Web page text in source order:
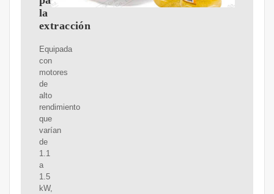
la
extracción
Equipada
con
motores
de
alto
rendimiento
que
varían
de
1.1
a
1.5
kW,